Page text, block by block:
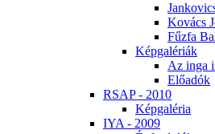
Ko­vács
Fűz­fa
Kép­ga­lé­ri­ák
Az in­ga
Elő­adók
RSAP - 2010
Kép­ga­lé­ria
IYA - 2009